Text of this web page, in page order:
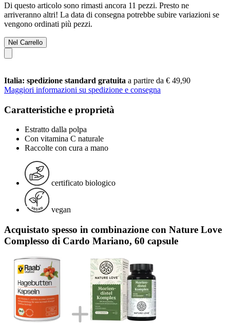
Di questo articolo sono rimasti ancora 11 pezzi. Presto ne
arriveranno altri! La data di consegna potrebbe subire variazioni se
vengono ordinati più pezzi.
Nel Carrello
Italia: spedizione standard gratuita a partire da € 49,90
Maggiori informazioni su spedizione e consegna
Caratteristiche e proprietà
Estratto dalla polpa
Con vitamina C naturale
Raccolte con cura a mano
certificato biologico
vegan
Acquistato spesso in combinazione con Nature Love
Complesso di Cardo Mariano, 60 capsule